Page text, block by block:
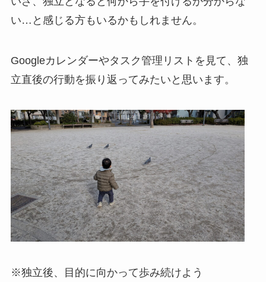
い…と感じる方もいるかもしれません。
Googleカレンダーやタスク管理リストを見て、独
立直後の行動を振り返ってみたいと思います。
※独立後、目的に向かって歩み続けよう